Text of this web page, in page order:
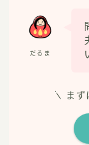
だるま
まず